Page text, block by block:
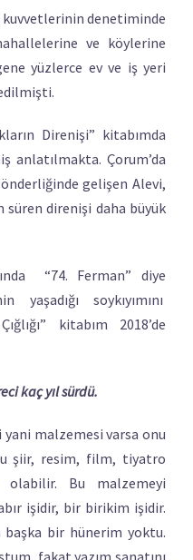
denetiminde
ve köylerine
yüzlerce ev ve iş yeri
Direnişi” kitabımda
anlatılmakta. Çorum’da
gelişen Alevi,
süren direnişi daha büyük
“74. Ferman” diye
soykıyımını
kitabım 2018’de
kaç yıl sürdü.
yani malzemesi varsa onu
şiir, resim, film, tiyatro
olabilir. Bu malzemeyi
işidir, bir birikim işidir.
bir hünerim yoktu.
fakat yazım sanatını